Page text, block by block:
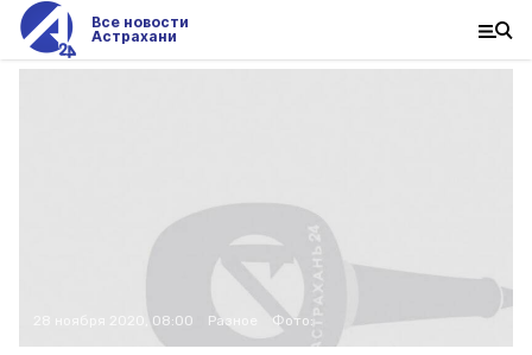
Все новости
Астрахани
28 ноября 2020, 08:00 Разное Фото: